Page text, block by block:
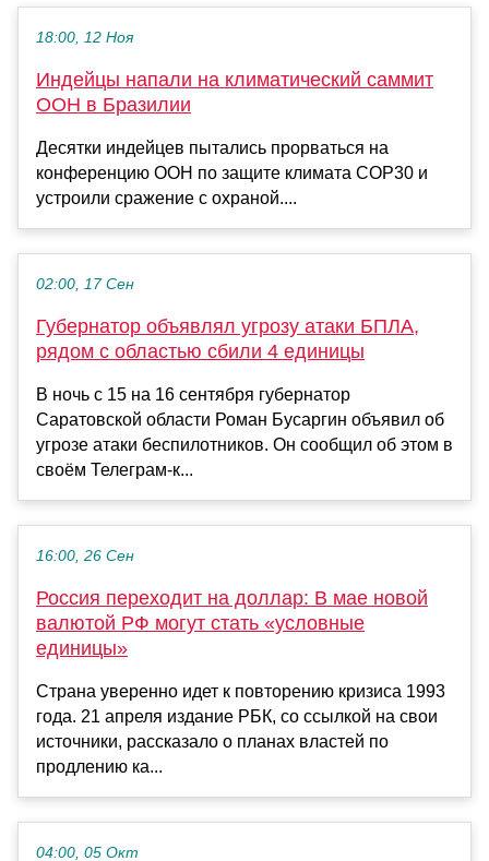
18:00, 12 Ноя
Индейцы напали на климатический саммит
ООН в Бразилии
Десятки индейцев пытались прорваться на
конференцию ООН по защите климата COP30 и
устроили сражение с охраной....
02:00, 17 Сен
Губернатор объявлял угрозу атаки БПЛА,
рядом с областью сбили 4 единицы
В ночь с 15 на 16 сентября губернатор
Саратовской области Роман Бусаргин объявил об
угрозе атаки беспилотников. Он сообщил об этом в
своём Телеграм-к...
16:00, 26 Сен
Россия переходит на доллар: В мае новой
валютой РФ могут стать «условные
единицы»
Страна уверенно идет к повторению кризиса 1993
года. 21 апреля издание РБК, со ссылкой на свои
источники, рассказало о планах властей по
продлению ка...
04:00, 05 Окт